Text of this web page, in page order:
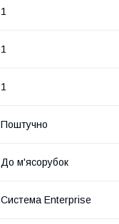
1
1
1
Поштучно
До м'ясорубок
Система Enterprise